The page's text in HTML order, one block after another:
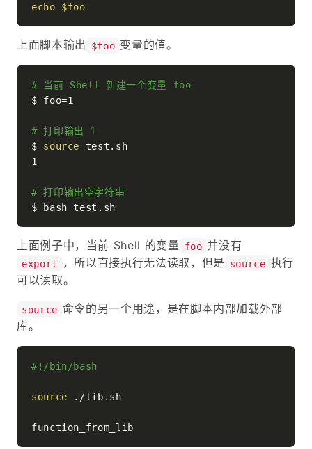
echo
$foo
上面脚本输出 $foo 变量的值。
# 当前 Shell 新建一个变量 foo
$ foo=1
# 打印输出 1
$ source test.sh
1
# 打印输出空字符串
上面例子中，当前 Shell 的变量 foo 并没有
export ，所以直接执行无法读取，但是 source 执行
可以读取。
source 命令的另一个用途，是在脚本内部加载外部
库。
#!/bin/bash
source ./lib.sh